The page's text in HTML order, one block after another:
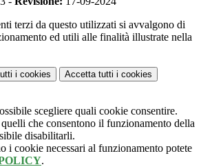
terzi da questo utilizzati si avvalgono di
ed utili alle finalità illustrate nella
i cookies Accetta tutti i cookies
scegliere quali cookie consentire.
che consentono il funzionamento della
disabilitarli.
i cookie necessari al funzionamento potete
.